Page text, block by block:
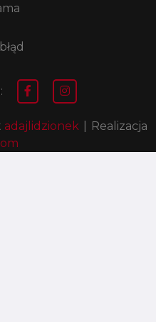
adajlidzionek
Realizacja